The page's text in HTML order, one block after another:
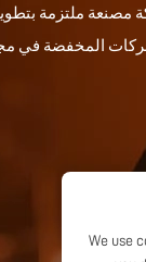
ملتزمة
المخفضة في
We use